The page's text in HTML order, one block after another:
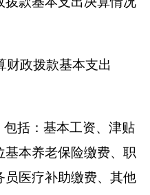
行维护费1.5万
包括车辆燃油、
包括我单位无此
接待0批次，0人